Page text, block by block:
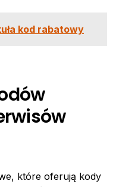
kod rabatowy
które oferują kody